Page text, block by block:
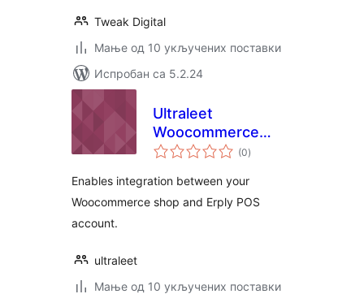
Tweak Digital
Мање од 10 укључених поставки
Испробан са 5.2.24
Ultraleet
Woocommerce
Erply Integration
(0укупних
оцена
)
Enables integration between your
Woocommerce shop and Erply POS
account.
ultraleet
Мање од 10 укључених поставки